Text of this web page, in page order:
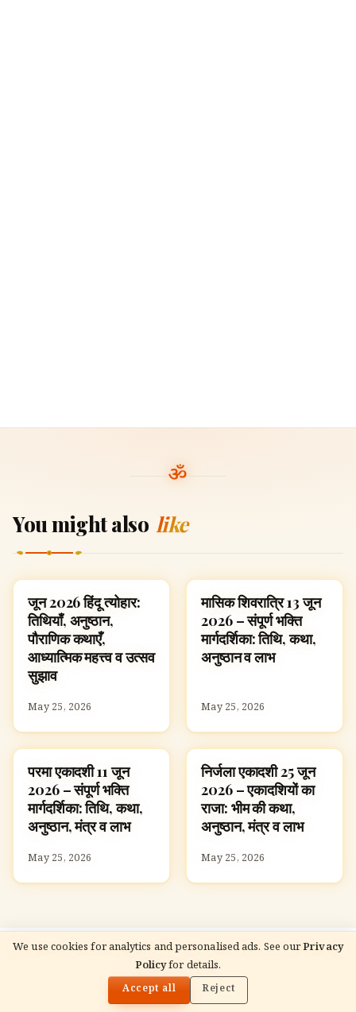
We use cookies for analytics and personalised ads. See ourPrivacy
Policyfor details.
Accept all Reject
You might also like
FESTIVALS
जून 2026 हिंदू त्योहार:
तिथियाँ, अनुष्ठान,
पौराणिक कथाएँ,
आध्यात्मिक महत्त्व व उत्सव
सुझाव
May 25, 2026
FESTIVALS
मासिक शिवरात्रि 13 जून
2026 – संपूर्ण भक्ति
मार्गदर्शिका: तिथि, कथा,
अनुष्ठान व लाभ
May 25, 2026
FESTIVALS
परमा एकादशी 11 जून
2026 – संपूर्ण भक्ति
मार्गदर्शिका: तिथि, कथा,
अनुष्ठान, मंत्र व लाभ
May 25, 2026
FESTIVALS
निर्जला एकादशी 25 जून
2026 – एकादशियों का
राजा: भीम की कथा,
अनुष्ठान, मंत्र व लाभ
May 25, 2026
जून 2026 हिंदू त्योहार: तिथियाँ, अनुष्ठान, पौराणिक कथाएँ,
आध्यात्मिक महत्त्व व उत्सव सुझाव